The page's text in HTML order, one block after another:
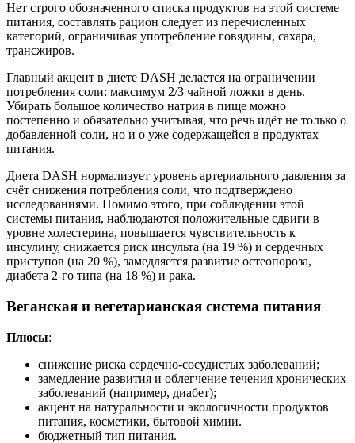
Нет строго обозначенного списка продуктов на этой системе
питания, составлять рацион следует из перечисленных
категорий, ограничивая употребление говядины, сахара,
трансжиров.
Главный акцент в диете DASH делается на ограничении
потребления соли: максимум 2/3 чайной ложки в день.
Убирать большое количество натрия в пище можно
постепенно и обязательно учитывая, что речь идёт не только о
добавленной соли, но и о уже содержащейся в продуктах
питания.
Диета DASH нормализует уровень артериального давления за
счёт снижения потребления соли, что подтверждено
исследованиями. Помимо этого, при соблюдении этой
системы питания, наблюдаются положительные сдвиги в
уровне холестерина, повышается чувствительность к
инсулину, снижается риск инсульта (на 19 %) и сердечных
приступов (на 20 %), замедляется развитие остеопороза,
диабета 2-го типа (на 18 %) и рака.
Веганская и вегетарианская система питания
Плюсы:
снижение риска сердечно-сосудистых заболеваний;
замедление развития и облегчение течения хронических
заболеваний (например, диабет);
акцент на натуральности и экологичности продуктов
питания, косметики, бытовой химии.
бюджетный тип питания.